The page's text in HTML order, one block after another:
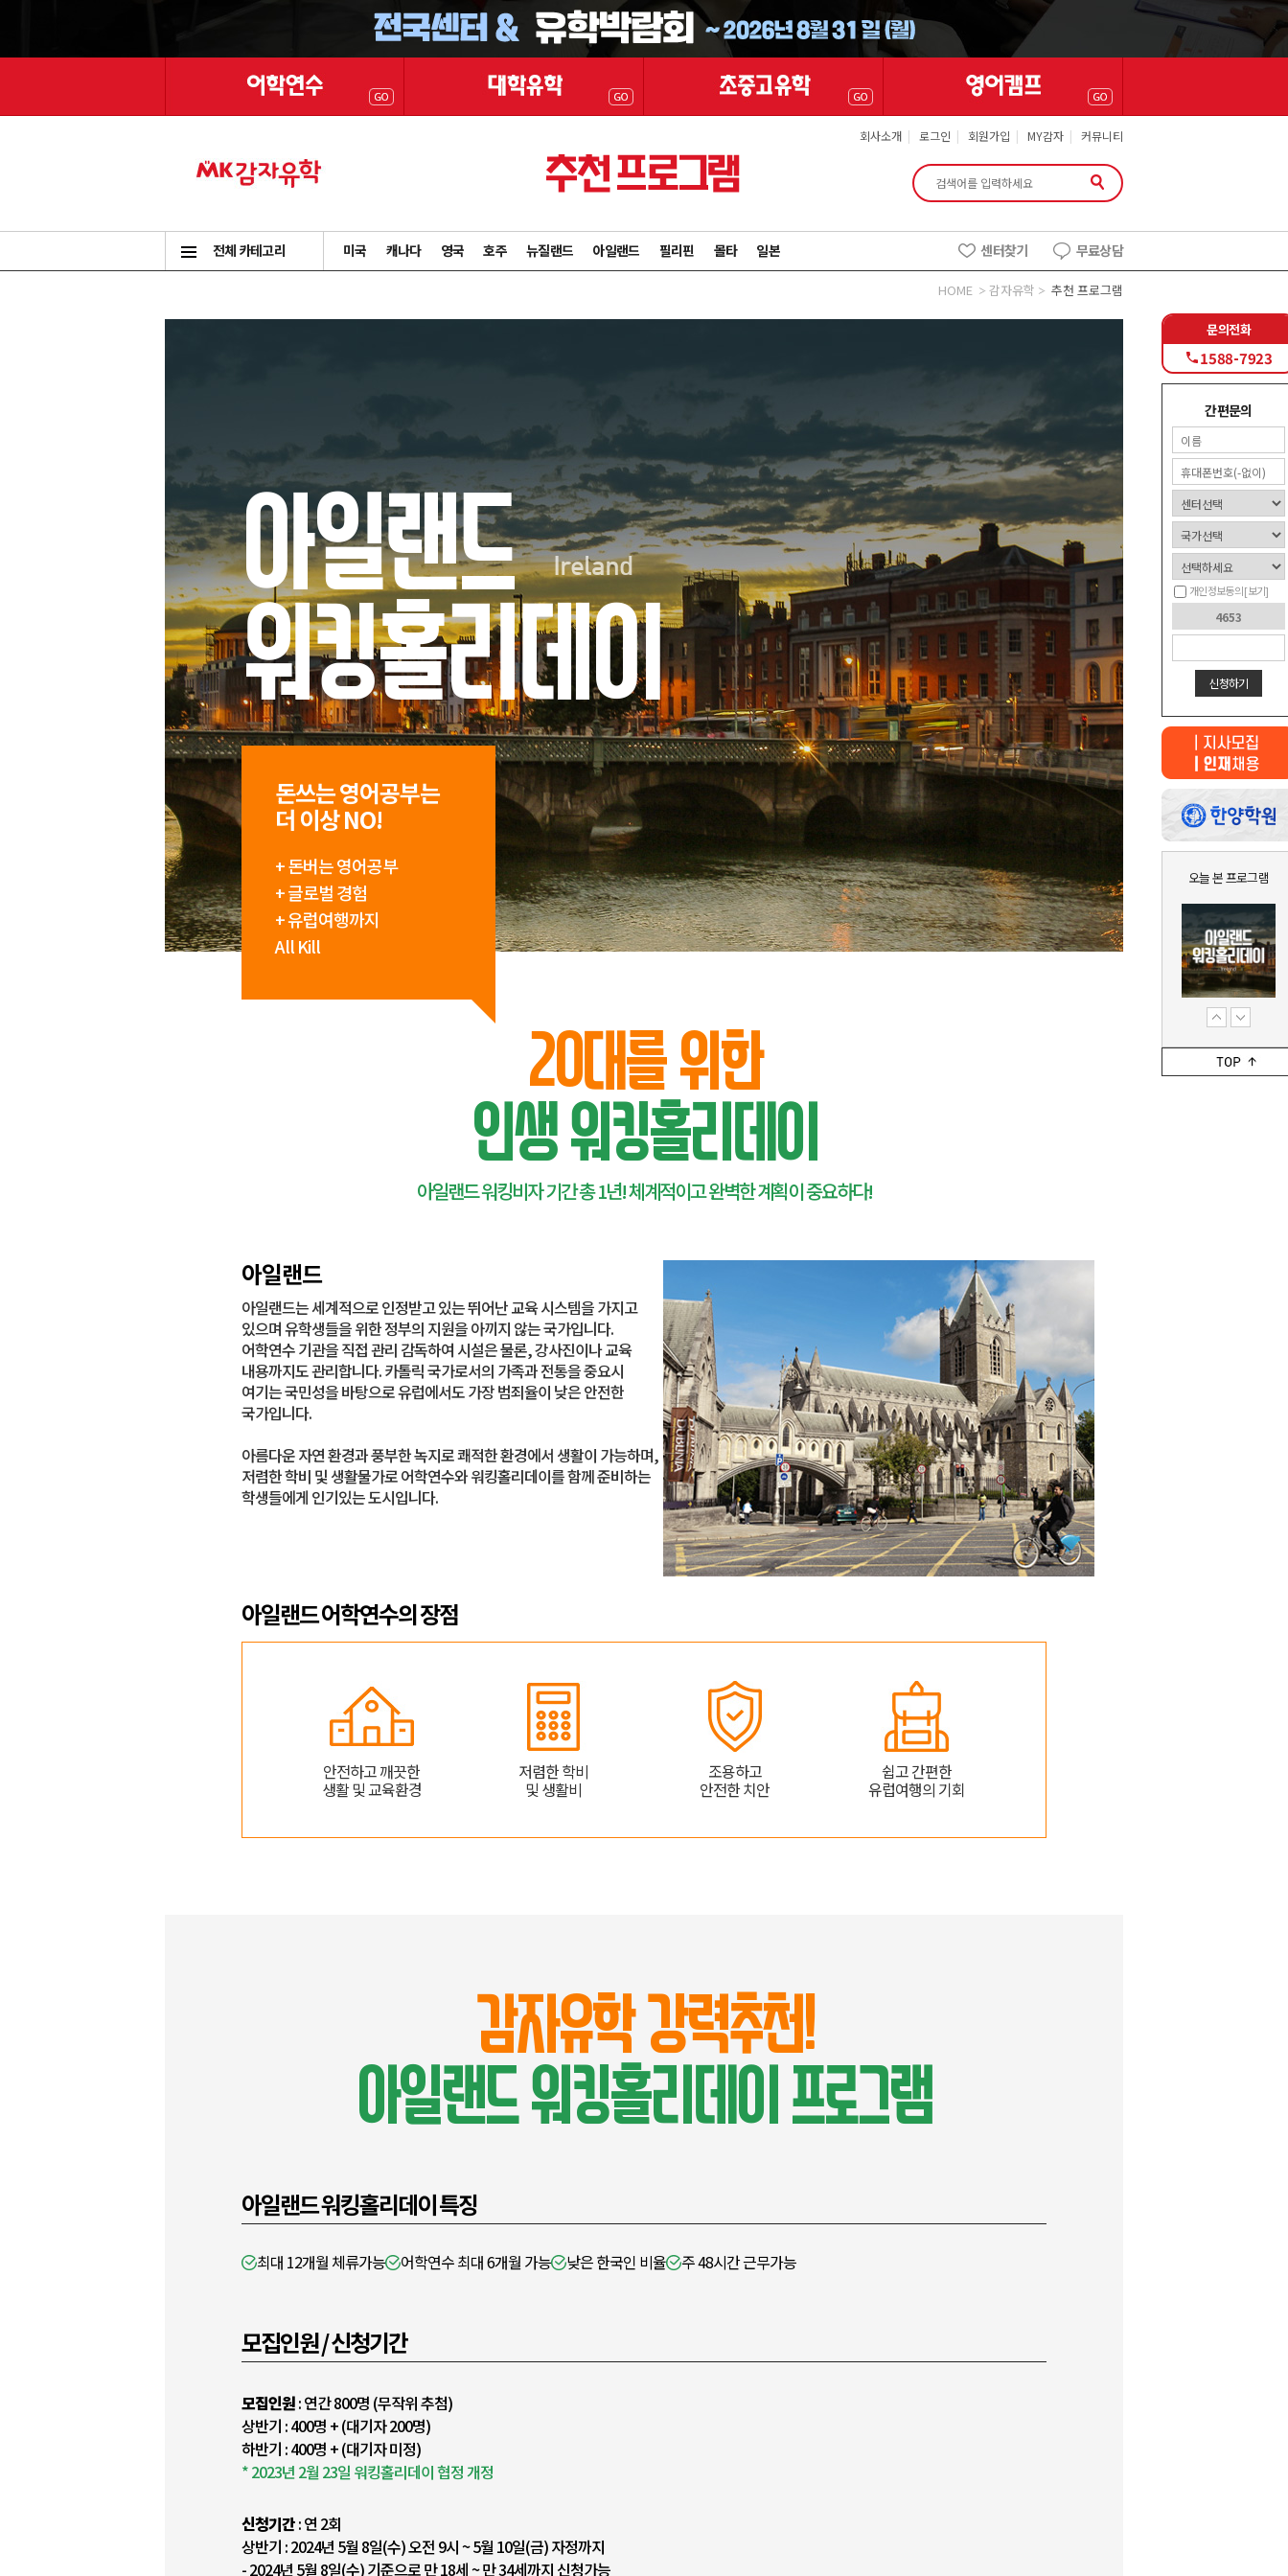
회사소개 | 로그인 | 회원가입 | MY감자 | 커뮤니티
전체 카테고리 미국 캐나다 영국 호주 뉴질랜드 아일랜드 필리핀 몰타 일본 무료상담
센터찾기
문의전화
1588-7923
간편문의
개인정보동의[보기]
신청하기
오늘 본 프로그램
HOME 감자유학 추천 프로그램
Ireland
아일랜드
워킹홀리데이
돈쓰는 영어공부는
더 이상 NO!
+ 돈버는 영어공부
+ 글로벌 경험
+ 유럽여행까지
All Kill
20대를 위한
인생 워킹홀리데이
아일랜드 워킹비자 기간 총 1년! 체계적이고 완벽한 계획이 중요하다!
아일랜드
아일랜드는 세계적으로 인정받고 있는 뛰어난 교육 시스템을 가지고
있으며 유학생들을 위한 정부의 지원을 아끼지 않는 국가입니다.
어학연수 기관을 직접 관리 감독하여 시설은 물론, 강사진이나 교육
내용까지도 관리합니다. 카톨릭 국가로서의 가족과 전통을 중요시
여기는 국민성을 바탕으로 유럽에서도 가장 범죄율이 낮은 안전한
국가입니다.
아름다운 자연 환경과 풍부한 녹지로 쾌적한 환경에서 생활이 가능하며,
저렴한 학비 및 생활물가로 어학연수와 워킹홀리데이를 함께 준비하는
학생들에게 인기있는 도시입니다.
아일랜드 어학연수의 장점
안전하고 깨끗한
생활 및 교육환경
저렴한 학비
및 생활비
조용하고
안전한 치안
쉽고 간편한
유럽여행의 기회
감자유학 강력추천!
아일랜드 워킹홀리데이 프로그램
아일랜드 워킹홀리데이 특징
최대 12개월 체류가능 어학연수 최대 6개월 가능 낮은 한국인 비율 주 48시간 근무가능
모집인원 / 신청기간
모집인원: 연간 800명 (무작위 추첨)
상반기 : 400명 + (대기자 200명)
하반기 : 400명 + (대기자 미정)
* 2023년 2월 23일 워킹홀리데이 협정 개정
신청기간: 연 2회
상반기 : 2024년 5월 8일(수) 오전 9시 ~ 5월 10일(금) 자정까지
- 2024년 5월 8일(수) 기준으로 만 18세 ~ 만 34세까지 신청가능